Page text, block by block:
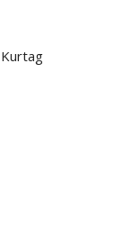
Kurtag